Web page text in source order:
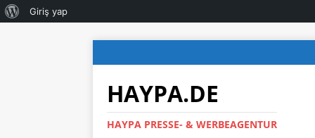
HAYPA.DE
HAYPA PRESSE- & WERBEAGENTUR
Giriş yap